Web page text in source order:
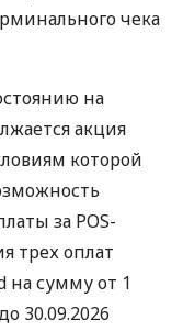
чека
на
акция
которой
за POS-
трех оплат
на сумму от 1
30.09.2026